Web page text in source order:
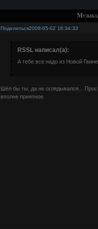
Поделиться2008-05-02 18:34:33
RSSL написал(а):
А тебе все надо из Новой
Шёл бы ты, да не оглядывался...
вполне приятное.